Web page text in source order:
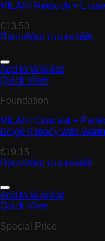
MILANI Retouch +
€13.50
Προσθήκη στο καλάθι
Add to Wishlist
Quick View
Foundation
MILANI Conceal +
Beige (Honey with
€19.15
Προσθήκη στο καλάθι
Add to Wishlist
Quick View
Special Price